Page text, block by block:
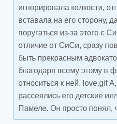
игнорировала колкости,
вставала на его сторону,
поругаться из-за этого с
отличие от СиСи, сразу
быть прекрасным
благодаря всему этому в
относиться к ней. love.gif
рассеялись его детские
Памеле. Он просто понял,